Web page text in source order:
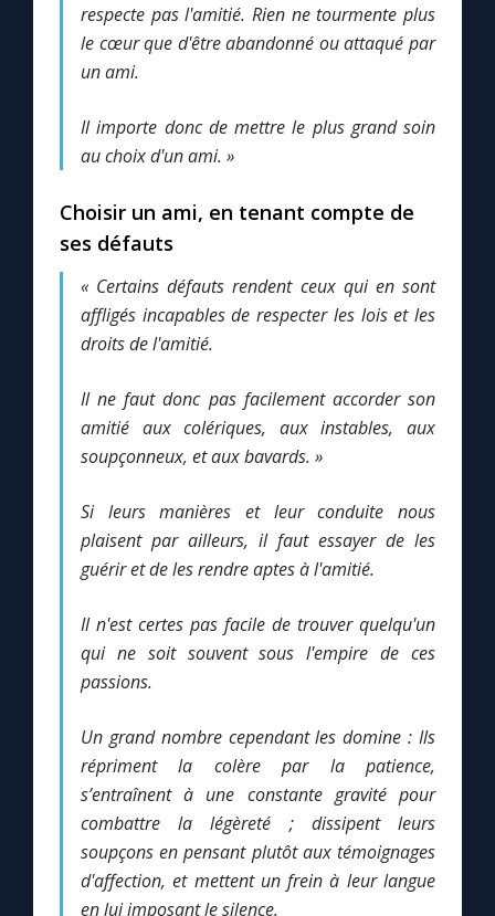
Une neuvaine
À la une
1000 Raisons de Croire
Chapelet pour le monde
Contact
Marie de Nazareth
respecte pas l'amitié. Rien ne tourmente plus
le cœur que d'être abandonné ou attaqué par
un ami.
Il importe donc de mettre le plus grand soin
au choix d'un ami. »
Choisir un ami, en tenant compte de
ses défauts
« Certains défauts rendent ceux qui en sont
affligés incapables de respecter les lois et les
droits de l'amitié.
Il ne faut donc pas facilement accorder son
amitié aux colériques, aux instables, aux
soupçonneux, et aux bavards. »
Si leurs manières et leur conduite nous
plaisent par ailleurs, il faut essayer de les
guérir et de les rendre aptes à l'amitié.
Il n'est certes pas facile de trouver quelqu'un
qui ne soit souvent sous l'empire de ces
passions.
Un grand nombre cependant les domine : Ils
répriment la colère par la patience,
s’entraînent à une constante gravité pour
combattre la légèreté ; dissipent leurs
soupçons en pensant plutôt aux témoignages
d'affection, et mettent un frein à leur langue
en lui imposant le silence.